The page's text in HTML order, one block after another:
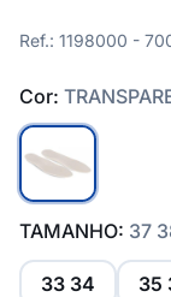
Ref.: 1198000 -
Cor:
TAMANHO: 37
33 34 35